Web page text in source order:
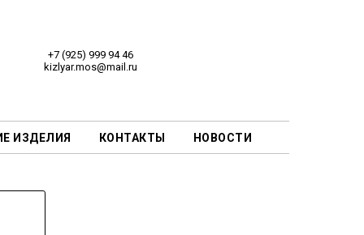
+7 (925) 999 94 46
kizlyar.mos@mail.ru
ИЗДЕЛИЯ КОНТАКТЫ НОВОСТИ